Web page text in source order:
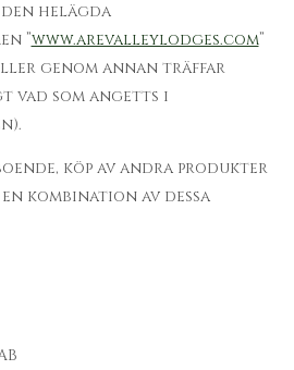
den helägda
”www.arevalleylodges.com”
genom annan träffar
vad som angetts i
köp av andra produkter
kombination av dessa